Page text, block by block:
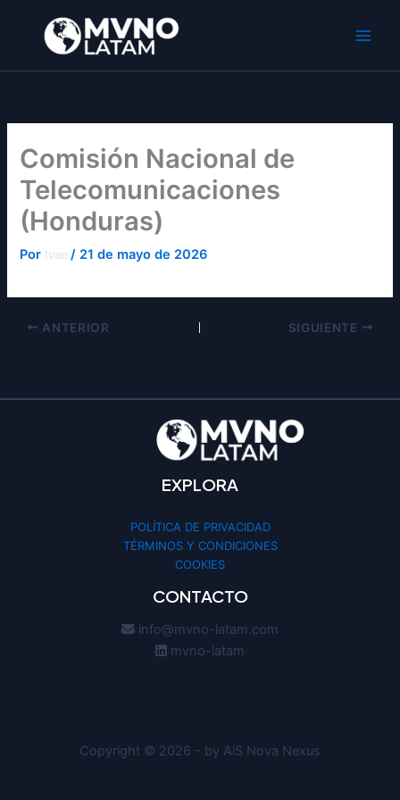
contenido
Comisión Nacional de
Telecomunicaciones
(Honduras)
Por Ivan/ 21 de mayo de 2026
ANTERIOR SIGUIENTE
EXPLORA
POLÍTICA DE PRIVACIDAD
TÉRMINOS Y CONDICIONES
COOKIES
CONTACTO
info@mvno-latam.com
mvno-latam
Copyright © 2026 - by AiS Nova Nexus